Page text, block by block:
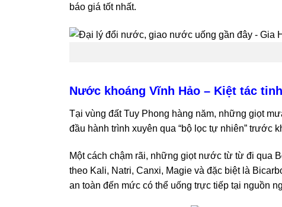
báo giá tốt nhất.
Nước khoáng Vĩnh Hảo – Kiệt tác
Tại vùng đất Tuy Phong hàng năm, những giọt
đầu hành trình xuyên qua “bộ lọc tự nhiên” trước
Một cách chậm rãi, những giọt nước từ từ đi qua
theo Kali, Natri, Canxi, Magie và đặc biệt là
an toàn đến mức có thể uống trực tiếp tại nguồn